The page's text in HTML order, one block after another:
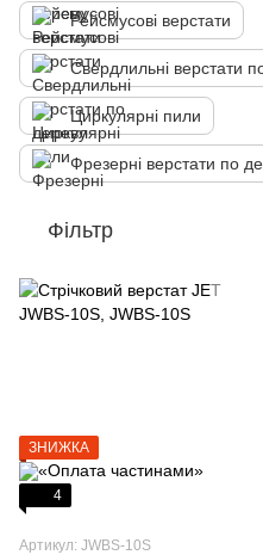
Рейсмусові верстати
Свердлильні верстати
Циркулярні пили
Фрезерні верстати по
Фільтр
ЗНИЖКА
4
Артикул: JWBS-10S